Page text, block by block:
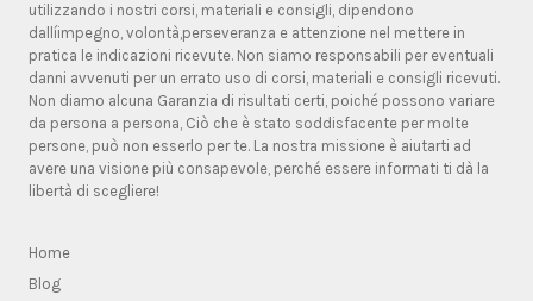
utilizzando i nostri corsi, materiali e consigli, dipendono
dallíimpegno, volontà,perseveranza e attenzione nel mettere in
pratica le indicazioni ricevute. Non siamo responsabili per eventuali
danni avvenuti per un errato uso di corsi, materiali e consigli ricevuti.
Non diamo alcuna Garanzia di risultati certi, poiché possono variare
da persona a persona, Ciò che è stato soddisfacente per molte
persone, può non esserlo per te. La nostra missione è aiutarti ad
avere una visione più consapevole, perché essere informati ti dà la
libertà di scegliere!
Home
Blog